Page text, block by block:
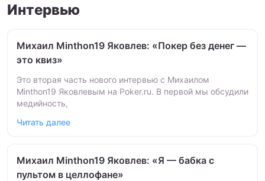
Интервью
Михаил Minthon19 Яковлев: «Покер без денег —
это квиз»
Это вторая часть нового интервью с Михаилом
Minthon19 Яковлевым на Poker.ru. В первой мы обсудили
медийность,
Читать далее
Михаил Minthon19 Яковлев: «Я — бабка с
пультом в целлофане»